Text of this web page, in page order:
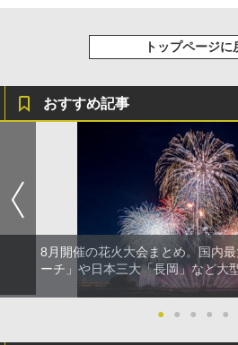
トップページに
おすすめ記事
8月開催の花火大会まとめ。国内
ーチ」や日本三大「長岡」など大
● ● ● ● ●